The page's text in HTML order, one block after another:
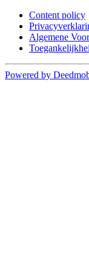
Content policy
Algemene
Powered by